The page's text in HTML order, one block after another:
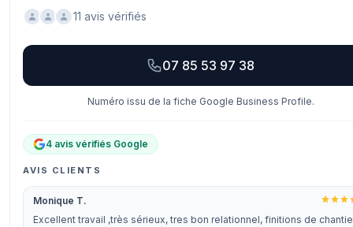
11 avis vérifiés
07 85 53 97 38
Numéro issu de la fiche Google Business Profile.
4 avis vérifiés Google
AVIS CLIENTS
Monique T.
Excellent travail ,très sérieux, tres bon relationnel, finitions de